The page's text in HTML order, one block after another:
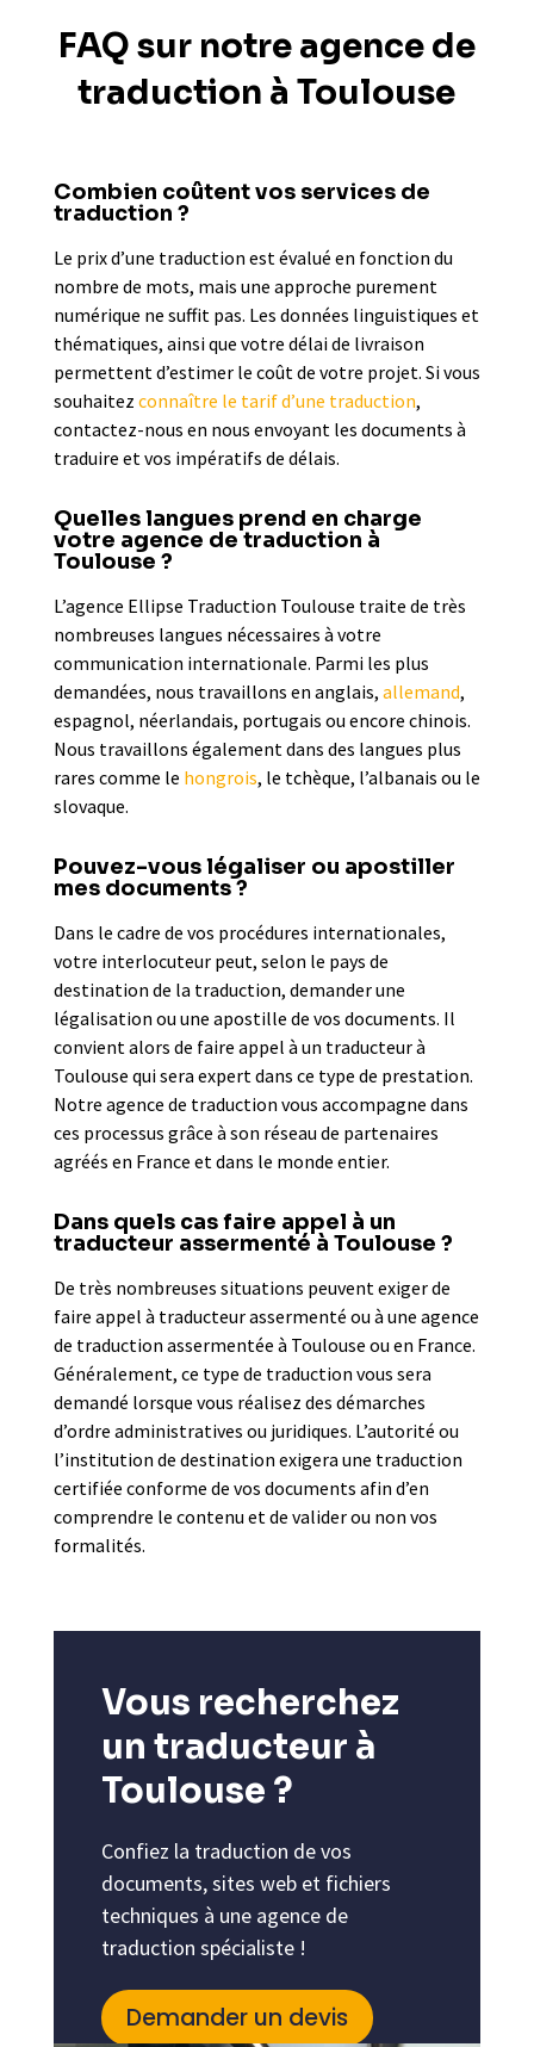
FAQ sur notre agence de
traduction à Toulouse
Combien coûtent vos services de
traduction ?
Le prix d’une traduction est évalué en fonction du
nombre de mots, mais une approche purement
numérique ne suffit pas. Les données linguistiques et
thématiques, ainsi que votre délai de livraison
permettent d’estimer le coût de votre projet. Si vous
souhaitez connaître le tarif d’une traduction,
contactez-nous en nous envoyant les documents à
traduire et vos impératifs de délais.
Quelles langues prend en charge
votre agence de traduction à
Toulouse ?
L’agence Ellipse Traduction Toulouse traite de très
nombreuses langues nécessaires à votre
communication internationale. Parmi les plus
demandées, nous travaillons en anglais, allemand,
espagnol, néerlandais, portugais ou encore chinois.
Nous travaillons également dans des langues plus
rares comme le hongrois, le tchèque, l’albanais ou le
slovaque.
Pouvez-vous légaliser ou apostiller
mes documents ?
Dans le cadre de vos procédures internationales,
votre interlocuteur peut, selon le pays de
destination de la traduction, demander une
légalisation ou une apostille de vos documents. Il
convient alors de faire appel à un traducteur à
Toulouse qui sera expert dans ce type de prestation.
Notre agence de traduction vous accompagne dans
ces processus grâce à son réseau de partenaires
agréés en France et dans le monde entier.
Dans quels cas faire appel à un
traducteur assermenté à Toulouse ?
De très nombreuses situations peuvent exiger de
faire appel à traducteur assermenté ou à une agence
de traduction assermentée à Toulouse ou en France.
Généralement, ce type de traduction vous sera
demandé lorsque vous réalisez des démarches
d’ordre administratives ou juridiques. L’autorité ou
l’institution de destination exigera une traduction
certifiée conforme de vos documents afin d’en
comprendre le contenu et de valider ou non vos
formalités.
Vous recherchez
un traducteur à
Toulouse ?
Confiez la traduction de vos
documents, sites web et fichiers
techniques à une agence de
traduction spécialiste !
Demander un devis